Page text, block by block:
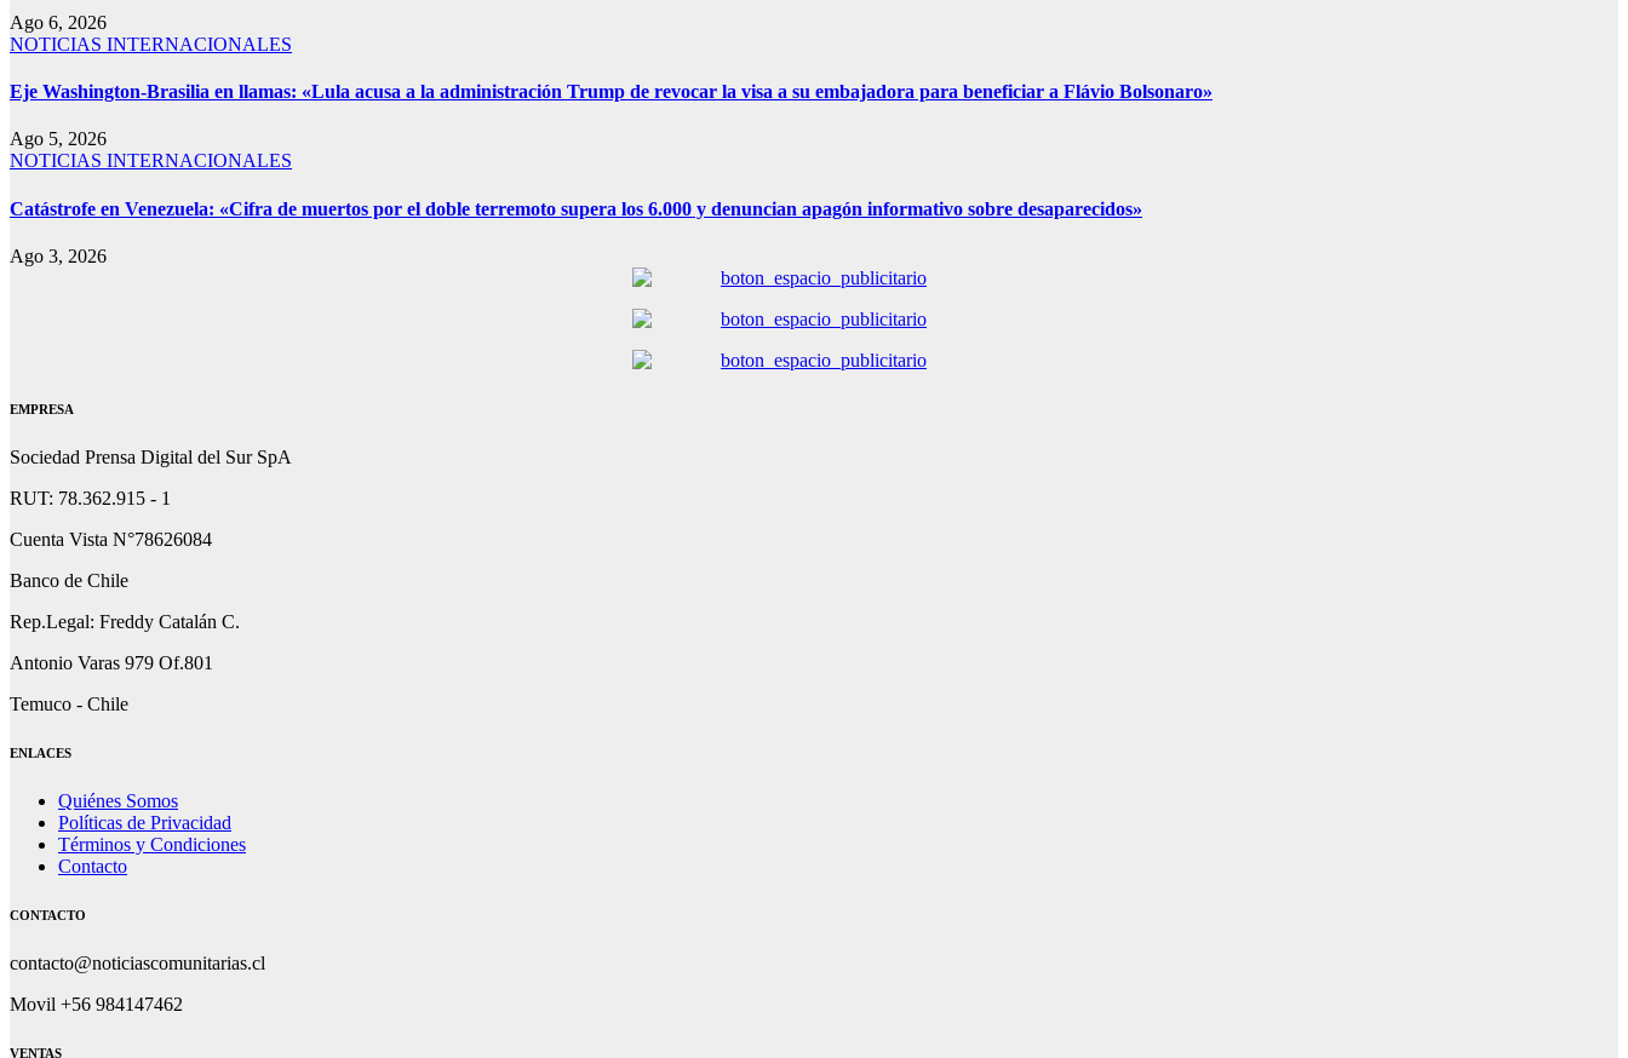
Ago 6, 2026
NOTICIAS INTERNACIONALES
Eje Washington-Brasilia en llamas: «Lula acusa a la administración Trump de revocar la visa a su embajadora para beneficiar a Flávio Bolsonaro»
Ago 5, 2026
NOTICIAS INTERNACIONALES
Catástrofe en Venezuela: «Cifra de muertos por el doble terremoto supera los 6.000 y denuncian apagón informativo sobre desaparecidos»
Ago 3, 2026
EMPRESA
Sociedad Prensa Digital del Sur SpA
RUT: 78.362.915 - 1
Cuenta Vista N°78626084
Banco de Chile
Rep.Legal: Freddy Catalán C.
Antonio Varas 979 Of.801
Temuco - Chile
ENLACES
Quiénes Somos
Políticas de Privacidad
Términos y Condiciones
Contacto
CONTACTO
contacto@noticiascomunitarias.cl
Movil +56 984147462
VENTAS